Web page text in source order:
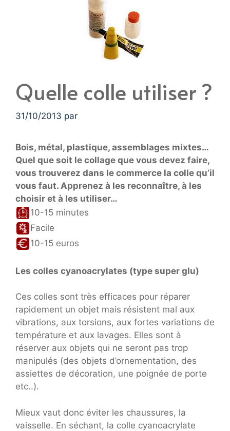
Quelle colle utiliser ?
31/10/2013 par
Bois, métal, plastique, assemblages mixtes…
Quel que soit le collage que vous devez faire,
vous trouverez dans le commerce la colle qu’il
vous faut. Apprenez à les reconnaître, à les
choisir et à les utiliser…
10-15 minutes
Facile
10-15 euros
Les colles cyanoacrylates (type super glu)
Ces colles sont très efficaces pour réparer
rapidement un objet mais résistent mal aux
vibrations, aux torsions, aux fortes variations de
température et aux lavages. Elles sont à
réserver aux objets qui ne seront pas trop
manipulés (des objets d’ornementation, des
assiettes de décoration, une poignée de porte
etc..).
Mieux vaut donc éviter les chaussures, la
vaisselle. En séchant, la colle cyanoacrylate